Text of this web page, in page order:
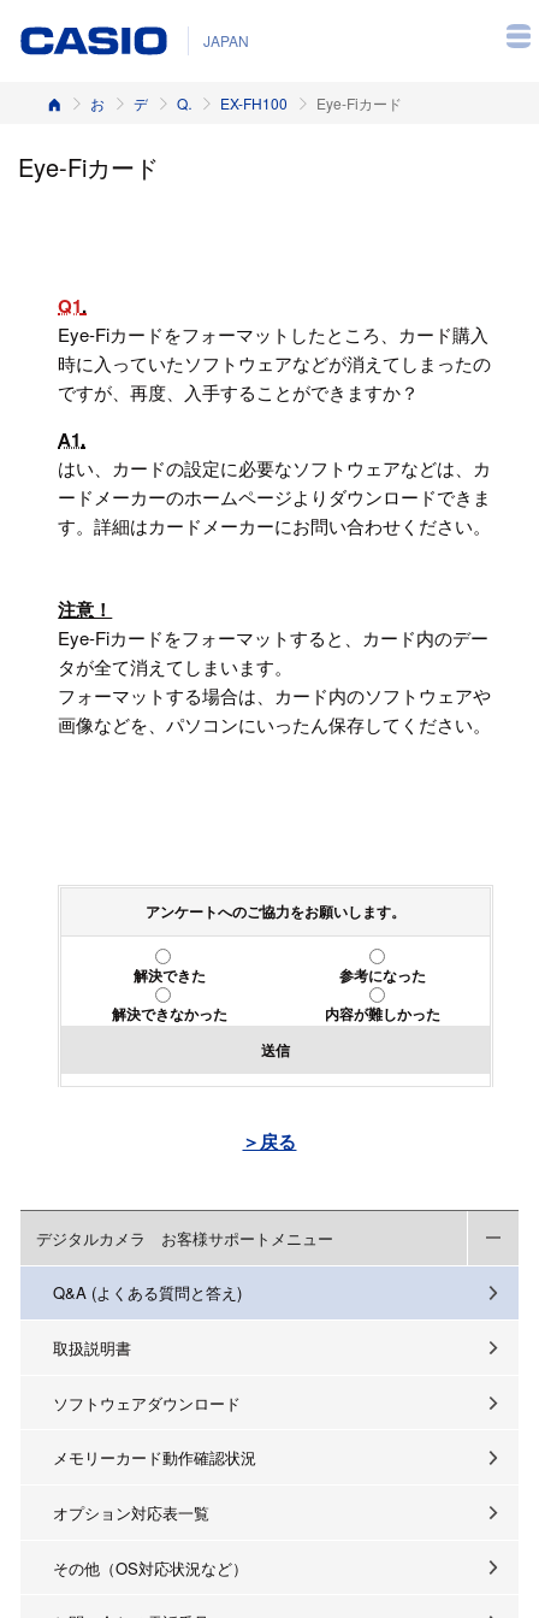
JAPAN
ホーム お客様サポート デジタルカメラ Q&A（よくある質問と答え） EX-FH100 Eye-Fiカード
Eye-Fiカード
Q1
Eye-Fiカードをフォーマットしたところ、カード購入
時に入っていたソフトウェアなどが消えてしまったの
ですが、再度、入手することができますか？
A1
はい、カードの設定に必要なソフトウェアなどは、カ
ードメーカーのホームページよりダウンロードできま
す。詳細はカードメーカーにお問い合わせください。
注意！
Eye-Fiカードをフォーマットすると、カード内のデー
タが全て消えてしまいます。
フォーマットする場合は、カード内のソフトウェアや
画像などを、パソコンにいったん保存してください。
アンケートへのご協力をお願いします。
解決できた
参考になった
解決できなかった
内容が難しかった
送信
＞戻る
デジタルカメラ お客様サポートメニュー
Q&A (よくある質問と答え)
取扱説明書
ソフトウェアダウンロード
メモリーカード動作確認状況
オプション対応表一覧
その他（OS対応状況など）